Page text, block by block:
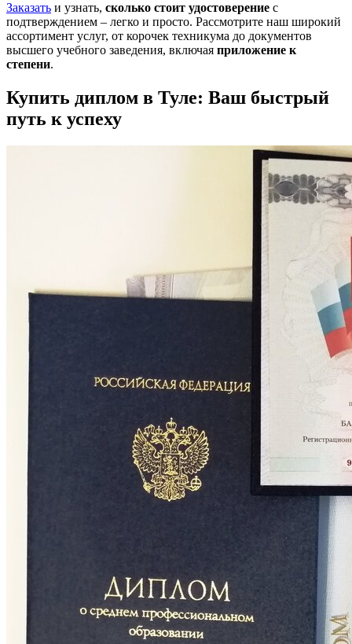
Заказать и узнать, сколько стоит удостоверение с
подтверждением – легко и просто. Рассмотрите наш широкий
ассортимент услуг, от корочек техникума до документов
высшего учебного заведения, включая приложение к
степени.
Купить диплом в Туле: Ваш быстрый
путь к успеху